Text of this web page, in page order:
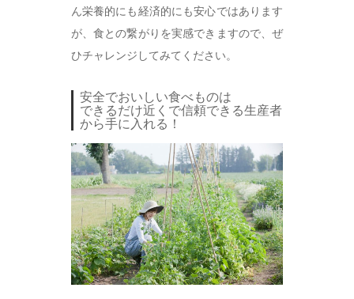
ん栄養的にも経済的にも安心ではあります
が、食との繋がりを実感できますので、ぜ
ひチャレンジしてみてください。
安全でおいしい食べものは
できるだけ近くで信頼できる生産者
から手に入れる！